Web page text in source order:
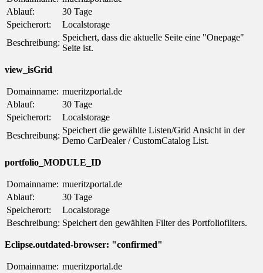
Ablauf:
30 Tage
Speicherort:
Localstorage
Beschreibung:
Speichert, dass die aktuelle Seite eine "Onepage"
Seite ist.
view_isGrid
Domainname: mueritzportal.de
Ablauf:
30 Tage
Speicherort:
Localstorage
Beschreibung:
Speichert die gewählte Listen/Grid Ansicht in der
Demo CarDealer / CustomCatalog List.
portfolio_MODULE_ID
Domainname: mueritzportal.de
Ablauf:
30 Tage
Speicherort:
Localstorage
Beschreibung: Speichert den gewählten Filter des Portfoliofilters.
Eclipse.outdated-browser: "confirmed"
Domainname: mueritzportal.de